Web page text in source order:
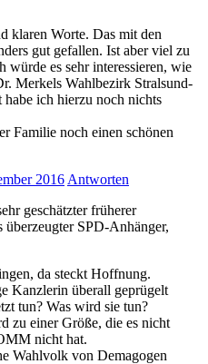
klaren Worte. Das mit den
gut gefallen. Ist aber viel zu
würde es sehr interessieren, wie
Merkels Wahlbezirk Stralsund-
ich hierzu noch nichts
Familie noch einen schönen
2016 Antworten
geschätzter früherer
überzeugter SPD-Anhänger,
da steckt Hoffnung.
Kanzlerin überall geprügelt
tun? Was wird sie tun?
zu einer Größe, die es nicht
nicht hat.
Wahlvolk von Demagogen